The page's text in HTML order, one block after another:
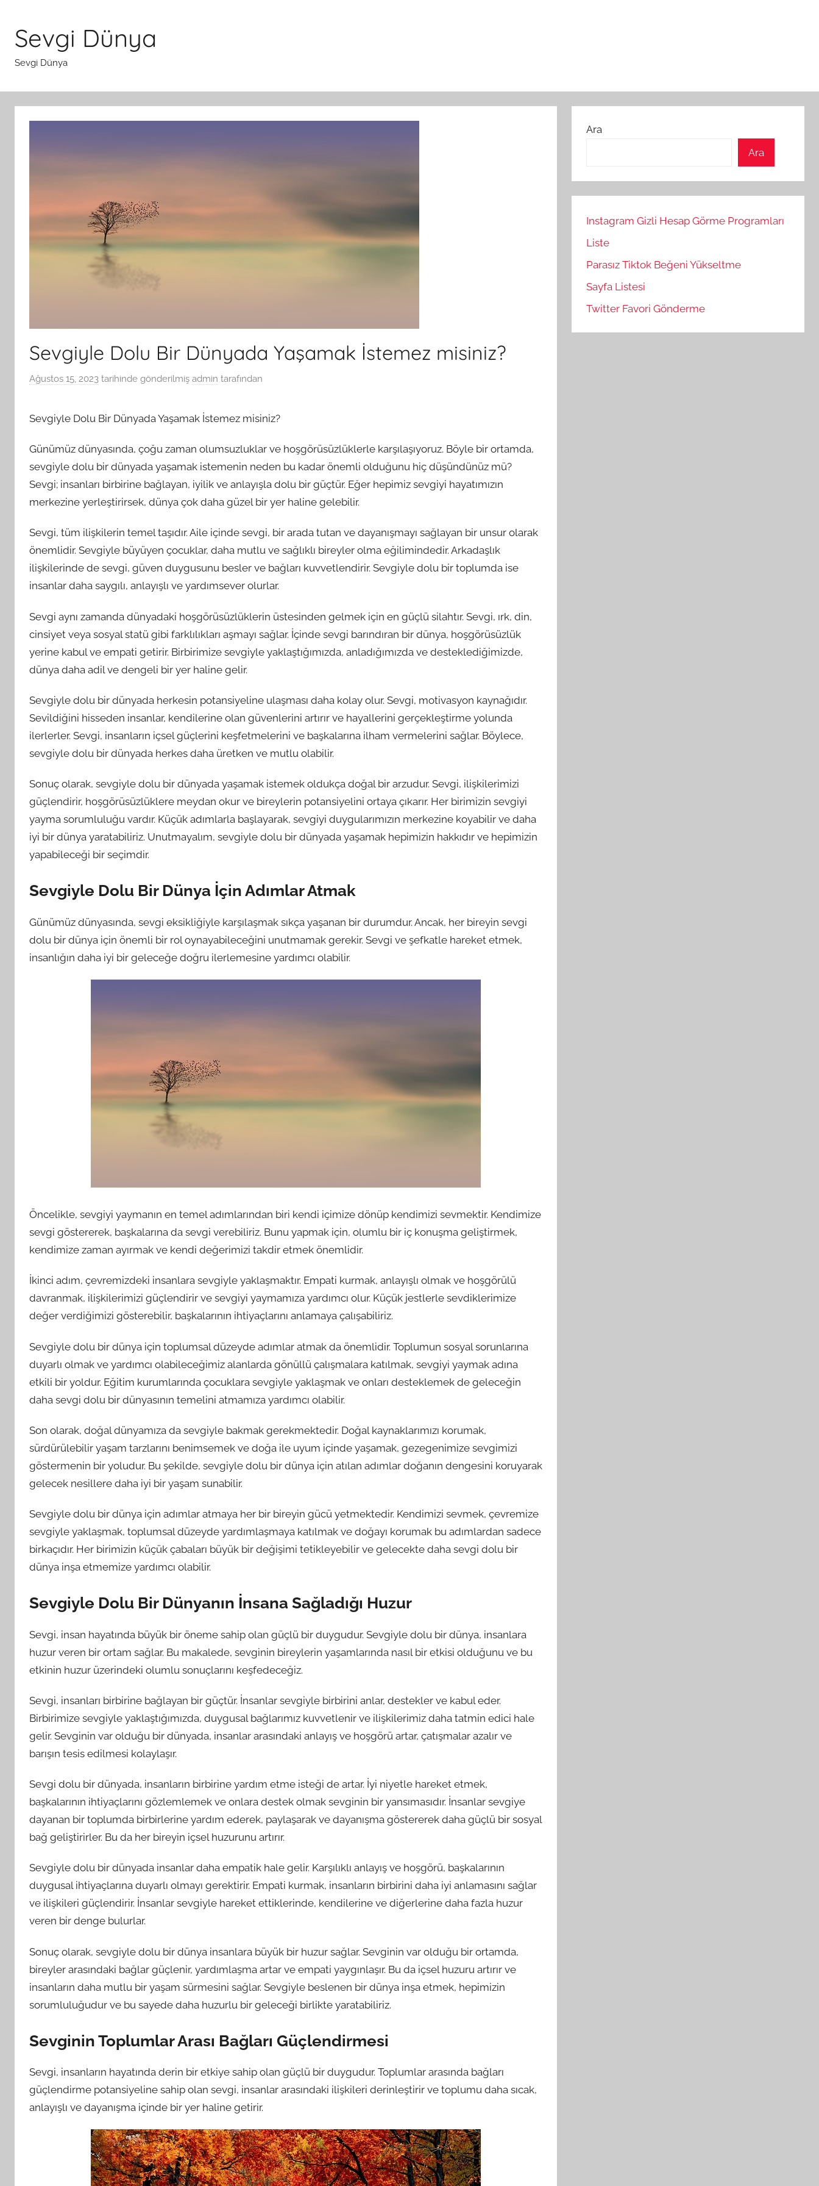
Sevgi Dünya
Sevgi Dünya
Sevgiyle Dolu Bir Dünyada Yaşamak İstemez misiniz?
Ağustos 15, 2023 tarihinde gönderilmiş admin tarafından
Sevgiyle Dolu Bir Dünyada Yaşamak İstemez misiniz?
Günümüz dünyasında, çoğu zaman olumsuzluklar ve hoşgörüsüzlüklerle karşılaşıyoruz. Böyle bir ortamda,
sevgiyle dolu bir dünyada yaşamak istemenin neden bu kadar önemli olduğunu hiç düşündünüz mü?
Sevgi; insanları birbirine bağlayan, iyilik ve anlayışla dolu bir güçtür. Eğer hepimiz sevgiyi hayatımızın
merkezine yerleştirirsek, dünya çok daha güzel bir yer haline gelebilir.
Sevgi, tüm ilişkilerin temel taşıdır. Aile içinde sevgi, bir arada tutan ve dayanışmayı sağlayan bir unsur olarak
önemlidir. Sevgiyle büyüyen çocuklar, daha mutlu ve sağlıklı bireyler olma eğilimindedir. Arkadaşlık
ilişkilerinde de sevgi, güven duygusunu besler ve bağları kuvvetlendirir. Sevgiyle dolu bir toplumda ise
insanlar daha saygılı, anlayışlı ve yardımsever olurlar.
Sevgi aynı zamanda dünyadaki hoşgörüsüzlüklerin üstesinden gelmek için en güçlü silahtır. Sevgi, ırk, din,
cinsiyet veya sosyal statü gibi farklılıkları aşmayı sağlar. İçinde sevgi barındıran bir dünya, hoşgörüsüzlük
yerine kabul ve empati getirir. Birbirimize sevgiyle yaklaştığımızda, anladığımızda ve desteklediğimizde,
dünya daha adil ve dengeli bir yer haline gelir.
Sevgiyle dolu bir dünyada herkesin potansiyeline ulaşması daha kolay olur. Sevgi, motivasyon kaynağıdır.
Sevildiğini hisseden insanlar, kendilerine olan güvenlerini artırır ve hayallerini gerçekleştirme yolunda
ilerlerler. Sevgi, insanların içsel güçlerini keşfetmelerini ve başkalarına ilham vermelerini sağlar. Böylece,
sevgiyle dolu bir dünyada herkes daha üretken ve mutlu olabilir.
Sonuç olarak, sevgiyle dolu bir dünyada yaşamak istemek oldukça doğal bir arzudur. Sevgi, ilişkilerimizi
güçlendirir, hoşgörüsüzlüklere meydan okur ve bireylerin potansiyelini ortaya çıkarır. Her birimizin sevgiyi
yayma sorumluluğu vardır. Küçük adımlarla başlayarak, sevgiyi duygularımızın merkezine koyabilir ve daha
iyi bir dünya yaratabiliriz. Unutmayalım, sevgiyle dolu bir dünyada yaşamak hepimizin hakkıdır ve hepimizin
yapabileceği bir seçimdir.
Sevgiyle Dolu Bir Dünya İçin Adımlar Atmak
Günümüz dünyasında, sevgi eksikliğiyle karşılaşmak sıkça yaşanan bir durumdur. Ancak, her bireyin sevgi
dolu bir dünya için önemli bir rol oynayabileceğini unutmamak gerekir. Sevgi ve şefkatle hareket etmek,
insanlığın daha iyi bir geleceğe doğru ilerlemesine yardımcı olabilir.
Öncelikle, sevgiyi yaymanın en temel adımlarından biri kendi içimize dönüp kendimizi sevmektir. Kendimize
sevgi göstererek, başkalarına da sevgi verebiliriz. Bunu yapmak için, olumlu bir iç konuşma geliştirmek,
kendimize zaman ayırmak ve kendi değerimizi takdir etmek önemlidir.
İkinci adım, çevremizdeki insanlara sevgiyle yaklaşmaktır. Empati kurmak, anlayışlı olmak ve hoşgörülü
davranmak, ilişkilerimizi güçlendirir ve sevgiyi yaymamıza yardımcı olur. Küçük jestlerle sevdiklerimize
değer verdiğimizi gösterebilir, başkalarının ihtiyaçlarını anlamaya çalışabiliriz.
Sevgiyle dolu bir dünya için toplumsal düzeyde adımlar atmak da önemlidir. Toplumun sosyal sorunlarına
duyarlı olmak ve yardımcı olabileceğimiz alanlarda gönüllü çalışmalara katılmak, sevgiyi yaymak adına
etkili bir yoldur. Eğitim kurumlarında çocuklara sevgiyle yaklaşmak ve onları desteklemek de geleceğin
daha sevgi dolu bir dünyasının temelini atmamıza yardımcı olabilir.
Son olarak, doğal dünyamıza da sevgiyle bakmak gerekmektedir. Doğal kaynaklarımızı korumak,
sürdürülebilir yaşam tarzlarını benimsemek ve doğa ile uyum içinde yaşamak, gezegenimize sevgimizi
göstermenin bir yoludur. Bu şekilde, sevgiyle dolu bir dünya için atılan adımlar doğanın dengesini koruyarak
gelecek nesillere daha iyi bir yaşam sunabilir.
Sevgiyle dolu bir dünya için adımlar atmaya her bir bireyin gücü yetmektedir. Kendimizi sevmek, çevremize
sevgiyle yaklaşmak, toplumsal düzeyde yardımlaşmaya katılmak ve doğayı korumak bu adımlardan sadece
birkaçıdır. Her birimizin küçük çabaları büyük bir değişimi tetikleyebilir ve gelecekte daha sevgi dolu bir
dünya inşa etmemize yardımcı olabilir.
Sevgiyle Dolu Bir Dünyanın İnsana Sağladığı Huzur
Sevgi, insan hayatında büyük bir öneme sahip olan güçlü bir duygudur. Sevgiyle dolu bir dünya, insanlara
huzur veren bir ortam sağlar. Bu makalede, sevginin bireylerin yaşamlarında nasıl bir etkisi olduğunu ve bu
etkinin huzur üzerindeki olumlu sonuçlarını keşfedeceğiz.
Sevgi, insanları birbirine bağlayan bir güçtür. İnsanlar sevgiyle birbirini anlar, destekler ve kabul eder.
Birbirimize sevgiyle yaklaştığımızda, duygusal bağlarımız kuvvetlenir ve ilişkilerimiz daha tatmin edici hale
gelir. Sevginin var olduğu bir dünyada, insanlar arasındaki anlayış ve hoşgörü artar, çatışmalar azalır ve
barışın tesis edilmesi kolaylaşır.
Sevgi dolu bir dünyada, insanların birbirine yardım etme isteği de artar. İyi niyetle hareket etmek,
başkalarının ihtiyaçlarını gözlemlemek ve onlara destek olmak sevginin bir yansımasıdır. İnsanlar sevgiye
dayanan bir toplumda birbirlerine yardım ederek, paylaşarak ve dayanışma göstererek daha güçlü bir sosyal
bağ geliştirirler. Bu da her bireyin içsel huzurunu artırır.
Sevgiyle dolu bir dünyada insanlar daha empatik hale gelir. Karşılıklı anlayış ve hoşgörü, başkalarının
duygusal ihtiyaçlarına duyarlı olmayı gerektirir. Empati kurmak, insanların birbirini daha iyi anlamasını sağlar
ve ilişkileri güçlendirir. İnsanlar sevgiyle hareket ettiklerinde, kendilerine ve diğerlerine daha fazla huzur
veren bir denge bulurlar.
Sonuç olarak, sevgiyle dolu bir dünya insanlara büyük bir huzur sağlar. Sevginin var olduğu bir ortamda,
bireyler arasındaki bağlar güçlenir, yardımlaşma artar ve empati yaygınlaşır. Bu da içsel huzuru artırır ve
insanların daha mutlu bir yaşam sürmesini sağlar. Sevgiyle beslenen bir dünya inşa etmek, hepimizin
sorumluluğudur ve bu sayede daha huzurlu bir geleceği birlikte yaratabiliriz.
Sevginin Toplumlar Arası Bağları Güçlendirmesi
Sevgi, insanların hayatında derin bir etkiye sahip olan güçlü bir duygudur. Toplumlar arasında bağları
güçlendirme potansiyeline sahip olan sevgi, insanlar arasındaki ilişkileri derinleştirir ve toplumu daha sıcak,
anlayışlı ve dayanışma içinde bir yer haline getirir.
Ara
Ara
Instagram Gizli Hesap Görme Programları
Liste
Parasız Tiktok Beğeni Yükseltme
Sayfa Listesi
Twitter Favori Gönderme